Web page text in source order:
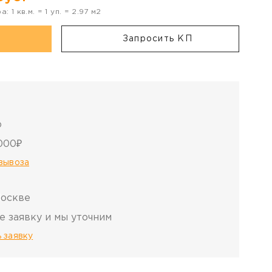
1 кв.м. =1 уп. = 2.97 м2
Запросить КП
заявку и мы уточним
заявку